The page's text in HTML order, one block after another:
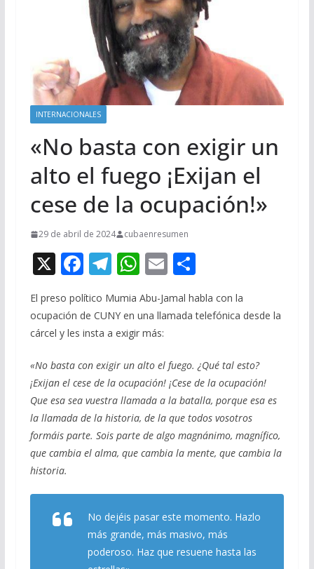
INTERNACIONALES
«No basta con exigir un
alto el fuego ¡Exijan el
cese de la ocupación!»
29 de abril de 2024 cubaenresumen
X F
ac
e
b
o
k
T
e
gr
a
m
W
h
at
s
A
p
p
E
m
ai
C
o
m
ti
r
El preso político Mumia Abu-Jamal habla con la
ocupación de CUNY en una llamada telefónica desde la
cárcel y les insta a exigir más:
«No basta con exigir un alto el fuego. ¿Qué tal esto?
¡Exijan el cese de la ocupación! ¡Cese de la ocupación!
Que esa sea vuestra llamada a la batalla, porque esa es
la llamada de la historia, de la que todos vosotros
formáis parte. Sois parte de algo magnánimo, magnífico,
que cambia el alma, que cambia la mente, que cambia la
historia.
No dejéis pasar este momento. Hazlo
más grande, más masivo, más
poderoso. Haz que resuene hasta las